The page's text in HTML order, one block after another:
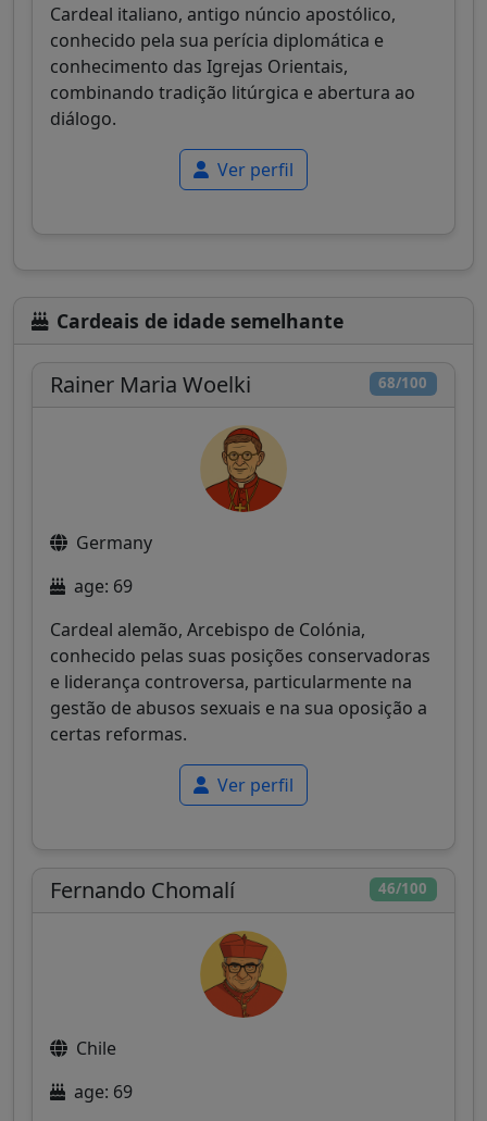
Cardeal italiano, antigo núncio apostólico,
conhecido pela sua perícia diplomática e
conhecimento das Igrejas Orientais,
combinando tradição litúrgica e abertura ao
diálogo.
Ver perfil
Cardeais de idade semelhante
68/100
Rainer Maria Woelki
Germany
age: 69
Cardeal alemão, Arcebispo de Colónia,
conhecido pelas suas posições conservadoras
e liderança controversa, particularmente na
gestão de abusos sexuais e na sua oposição a
certas reformas.
Ver perfil
46/100
Fernando Chomalí
Chile
age: 69